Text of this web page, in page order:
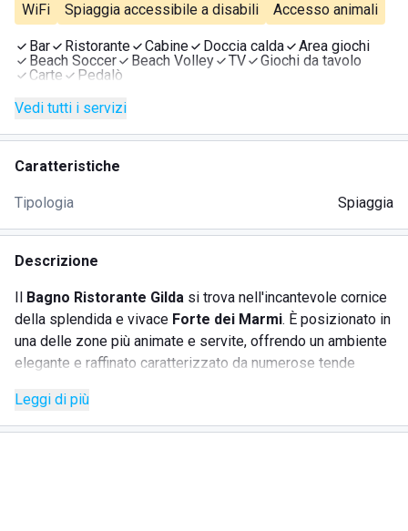
WiFi Spiaggia accessibile a disabili Accesso animali
Bar Ristorante Cabine Doccia calda
Area giochi
Beach Soccer
Beach Volley TV
Giochi da tavolo
Carte
Pedalò
Vedi tutti i servizi
Caratteristiche
Tipologia Spiaggia
Descrizione
Il Bagno Ristorante Gilda si trova nell'incantevole cornice
della splendida e vivace Forte dei Marmi. È posizionato in
una delle zone più animate e servite, offrendo un ambiente
elegante e raffinato caratterizzato da numerose tende
sogno. Il luogo è il perfetto equilibrio tra lusso e relax, con
un'attenzione particolare ai dettagli, rendendo l'esperienza
Leggi di più